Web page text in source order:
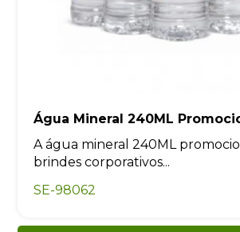
Água Mineral 240ML
A água mineral 240ML
brindes corporativos...
SE-98062